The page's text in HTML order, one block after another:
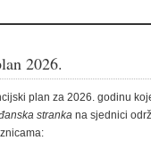
2026.
plan za 2026. godinu
stranka na sjednici